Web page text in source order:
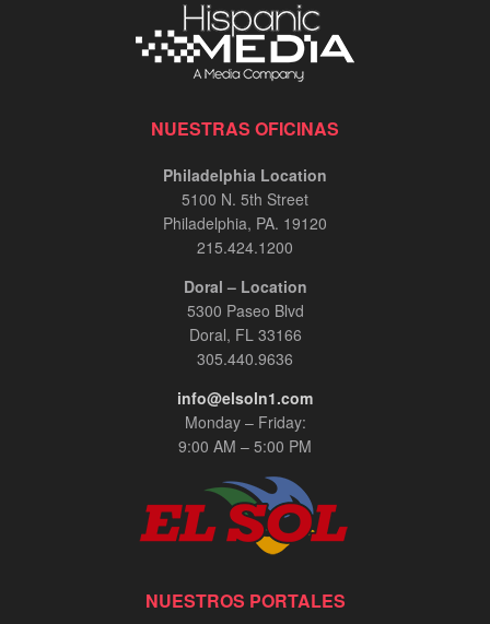
NUESTRAS OFICINAS
Philadelphia Location
5100 N. 5th Street
Philadelphia, PA. 19120
215.424.1200
Doral – Location
5300 Paseo Blvd
Doral, FL 33166
305.440.9636
info@elsoln1.com
Monday – Friday:
9:00 AM – 5:00 PM
NUESTROS PORTALES